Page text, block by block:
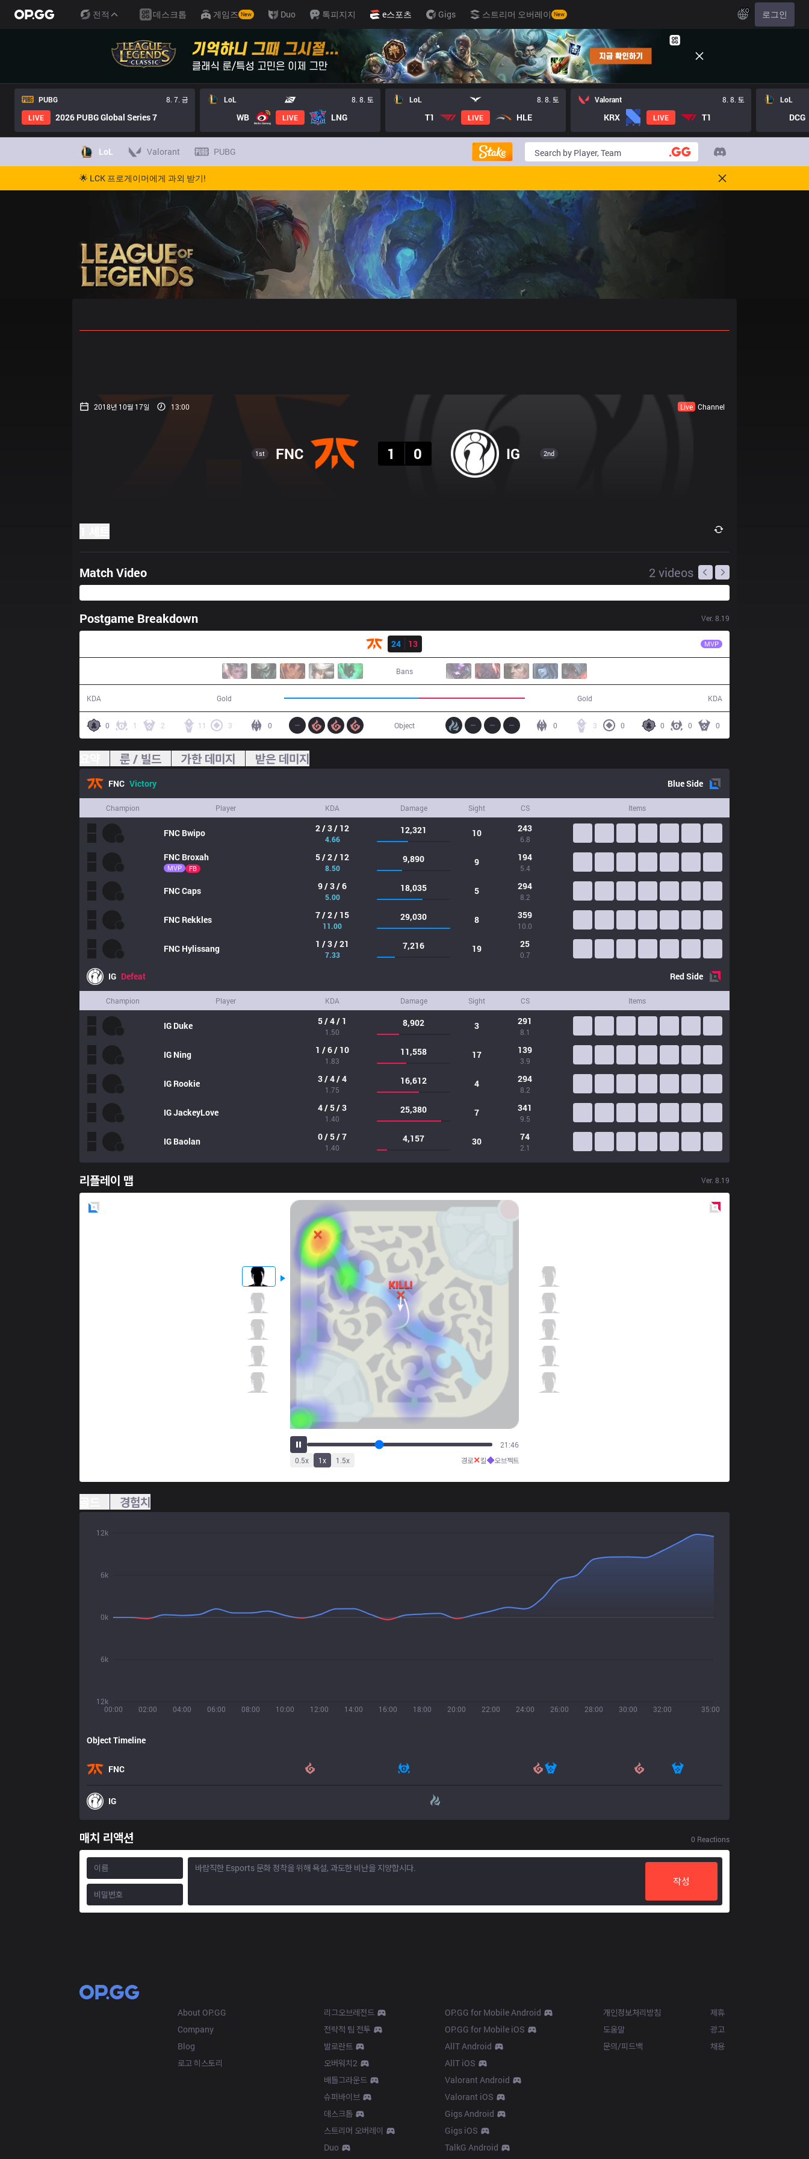
전적 데스크톱 게임즈 New Duo 톡피지지 e스포츠 Gigs 스트리머 오버레이 New KO 로그인
PUBG
8. 7. 금
LIVE
2026 PUBG Global Series 7
LoL 8. 8. 토
WB LIVE LNG
LoL 8. 8. 토
T1 LIVE HLE
Valorant 8. 8. 토
KRX LIVE T1
LoL
DCG
LoL Valorant PUBG
🌟 LCK 프로게이머에게 과외 받기!
2018년 10월 17일 13:00 Live Channel
1st FNC
1
0 IG 2nd
Match Video 2 videos
Postgame Breakdown Ver. 8.19
24
13 MVP
Bans
KDA Gold Gold KDA
0 1 2 11 3 0 0 0 0
3 0
0
Object
룬 / 빌드 가한 데미지 받은 데미지
FNC Victory BlueSide
Champion Player KDA Damage Sight CS Items
FNC Bwipo 2 / 3 / 12
4.66
12,321 10 243
6.8
FNC Broxah
MVP FB
5 / 2 / 12
8.50
9,890 9 194
5.4
FNCCaps 9 / 3 / 6
5.00
18,035 5 294
8.2
FNC Rekkles 7 / 2 / 15
11.00
29,030 8 359
10.0
FNC Hylissang 1 / 3 / 21
7.33
7,216 19 25
0.7
IG Defeat RedSide
Champion Player KDA Damage Sight CS Items
IG Duke 5 / 4 / 1
1.50
8,902 3 291
8.1
IG Ning 1 / 6 / 10
1.83
11,558 17 139
3.9
IG Rookie 3 / 4 / 4
1.75
16,612 4 294
8.2
IGJackeyLove 4 / 5 / 3
1.40
25,380 7 341
9.5
IG Baolan 0 / 5 / 7
1.40
4,157 30 74
2.1
리플레이 맵 Ver. 8.19
27:22
0.5x 1x 1.5x 경로✕킬◆오브젝트
경험치
00:00 02:00 04:00 06:00 08:00 10:00 12:00 14:00 16:00 18:00 20:00 22:00 24:00 26:00 28:00 30:00 32:00 35:00
12k
6k
0k
6k
12k
Object Timeline
FNC
IG
매치 리액션 0 Reactions
작성
About OP.GG
Company
Blog
로고 히스토리
리그오브레전드
전략적 팀 전투
발로란트
오버워치2
배틀그라운드
슈퍼바이브
데스크톱
스트리머 오버레이
Duo
OP.GG for Mobile Android
OP.GG for Mobile iOS
AllT Android
AllT iOS
Valorant Android
Valorant iOS
Gigs Android
Gigs iOS
TalkG Android
개인정보처리방침
도움말
문의/피드백
제휴
광고
채용